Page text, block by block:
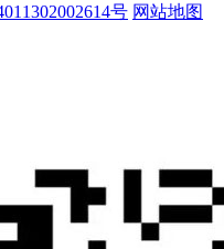
号 网站地图